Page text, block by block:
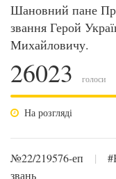
Шановний пане
звання Герой
Михайловичу.
26023 голоси
На розгляді
№22/219576-еп |
звань